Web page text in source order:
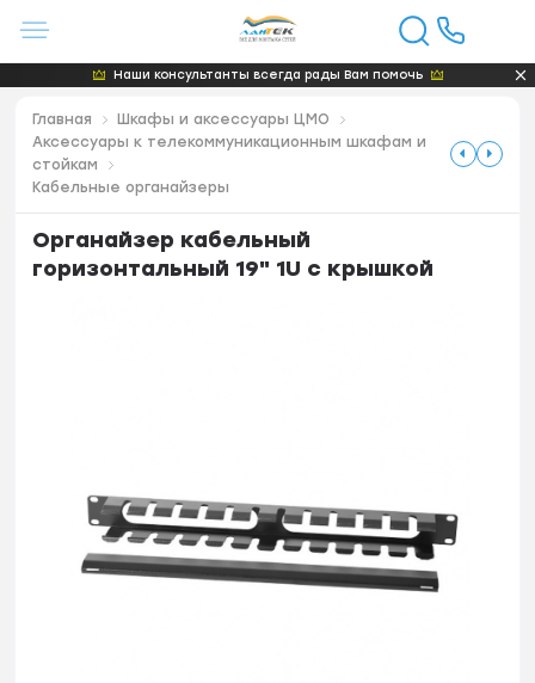
Наши консультанты всегда рады Вам помочь
Главная
Шкафы и аксессуары ЦМО
Аксессуары к телекоммуникационным шкафам и
стойкам
Кабельные органайзеры
Органайзер кабельный
горизонтальный 19" 1U с крышкой